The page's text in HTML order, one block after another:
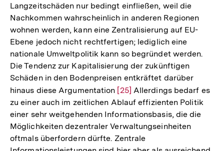
Langzeitschäden nur bedingt einfließen, weil die
Nachkommen wahrscheinlich in anderen Regionen
wohnen werden, kann eine Zentralisierung auf EU-
Ebene jedoch nicht rechtfertigen; lediglich eine
nationale Umweltpolitik kann so begründet werden.
Die Tendenz zur Kapitalisierung der zukünftigen
Schäden in den Bodenpreisen entkräftet darüber
hinaus diese Argumentation Zur
Auflösung
der
Fußnote
[25] Allerdings bedarf es
zu einer auch im zeitlichen Ablauf effizienten Politik
einer sehr weitgehenden Informationsbasis, die die
Möglichkeiten dezentraler Verwaltungseinheiten
oftmals überfordern dürfte. Zentrale